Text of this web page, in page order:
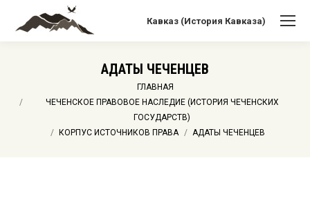
Кавказ (История Кавказа)
АДАТЫ ЧЕЧЕНЦЕВ
ГЛАВНАЯ
ЧЕЧЕНСКОЕ ПРАВОВОЕ НАСЛЕДИЕ (ИСТОРИЯ ЧЕЧЕНСКИХ
ГОСУДАРСТВ)
КОРПУС ИСТОЧНИКОВ ПРАВА
АДАТЫ ЧЕЧЕНЦЕВ